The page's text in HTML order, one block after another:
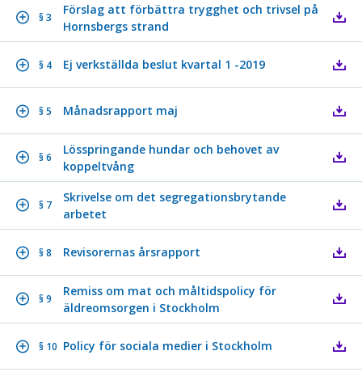
§ 3
Förslag att förbättra trygghet och trivsel på
Hornsbergs strand
§ 4 Ej verkställda beslut kvartal 1 -2019
§ 5 Månadsrapport maj
§ 6
Lösspringande hundar och behovet av
koppeltvång
§ 7
Skrivelse om det segregationsbrytande
arbetet
§ 8 Revisorernas årsrapport
§ 9
Remiss om mat och måltidspolicy för
äldreomsorgen i Stockholm
§ 10 Policy för sociala medier i Stockholm